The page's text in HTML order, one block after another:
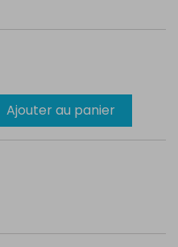
Ajouter au panier